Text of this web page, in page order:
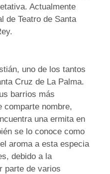
Actualmente
de Teatro de Santa
uno de los tantos
Cruz de La Palma.
barrios más
comparte nombre,
una ermita en
se lo conoce como
aroma a esta especia
debido a la
parte de varios